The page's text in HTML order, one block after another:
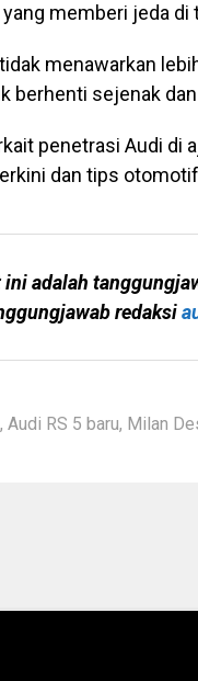
memberi jeda di
menawarkan
berhenti sejenak
penetrasi Audi di
dan tips
ini adalah
redaksi
, Audi RS 5 baru, Milan